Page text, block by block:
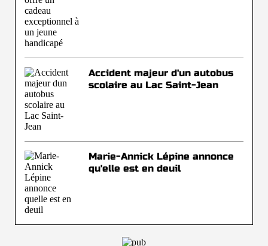
Accident majeur d'un autobus
scolaire au Lac Saint-Jean
Marie-Annick Lépine annonce
qu'elle est en deuil